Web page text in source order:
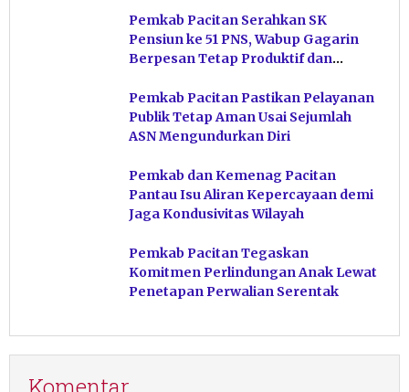
Pemkab Pacitan Serahkan SK
Pensiun ke 51 PNS, Wabup Gagarin
Berpesan Tetap Produktif dan
Pemkab Pacitan Pastikan Pelayanan
Publik Tetap Aman Usai Sejumlah
ASN Mengundurkan Diri
Pemkab dan Kemenag Pacitan
Pantau Isu Aliran Kepercayaan demi
Jaga Kondusivitas Wilayah
Pemkab Pacitan Tegaskan
Komitmen Perlindungan Anak Lewat
Penetapan Perwalian Serentak